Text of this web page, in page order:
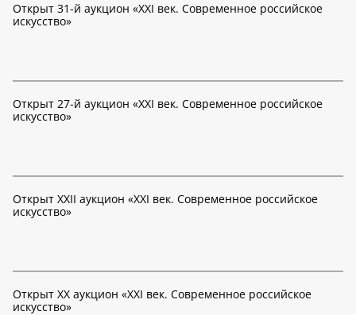
Открыт 31-й аукцион «XXI век. Современное российское
искусство»
Открыт 27-й аукцион «XXI век. Современное российское
искусство»
Открыт XXII аукцион «XXI век. Современное российское
искусство»
Открыт XX аукцион «XXI век. Современное российское
искусство»